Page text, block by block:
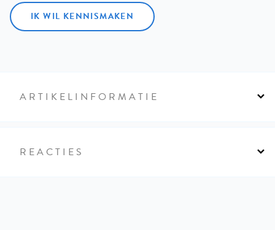
IK WIL KENNISMAKEN
ARTIKELINFORMATIE
REACTIES